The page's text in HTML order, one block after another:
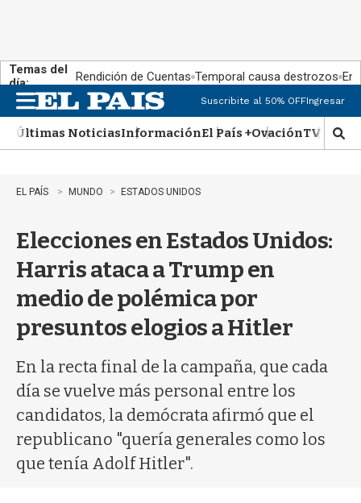
Temas del
día:
Rendición de Cuentas Temporal causa destrozos En
n
u
Suscribite al 50% OFFIngresar
Últimas NoticiasInformaciónEl País +OvaciónTV Show
M
o
EL PAÍS MUNDO ESTADOS UNIDOS
Elecciones en Estados Unidos:
Harris ataca a Trump en
medio de polémica por
presuntos elogios a Hitler
En la recta final de la campaña, que cada
día se vuelve más personal entre los
candidatos, la demócrata afirmó que el
republicano "quería generales como los
que tenía Adolf Hitler".